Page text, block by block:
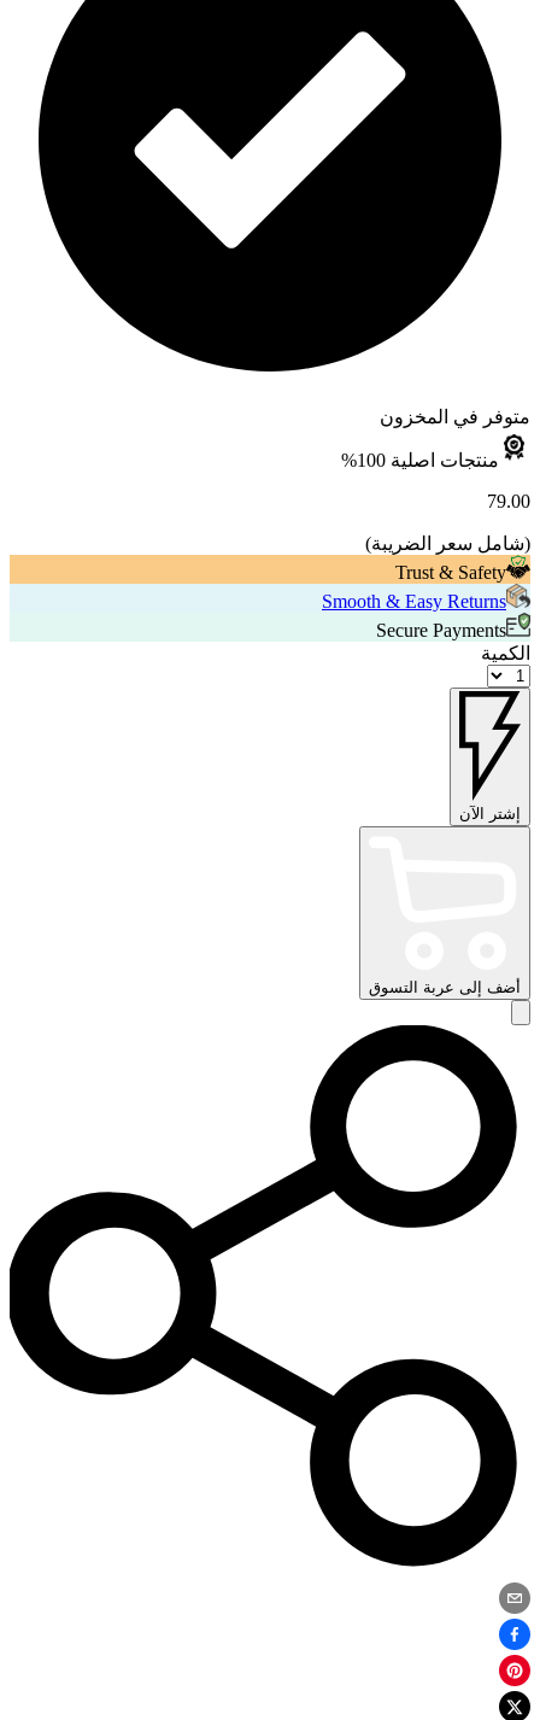
متوفر في المخزون
منتجات اصلية 100%
79.00
(شامل سعر الضريبة)
Trust & Safety
Smooth & Easy Returns
Secure Payments
الكمية
إشتر الآن
أضف إلى عربة التسوق